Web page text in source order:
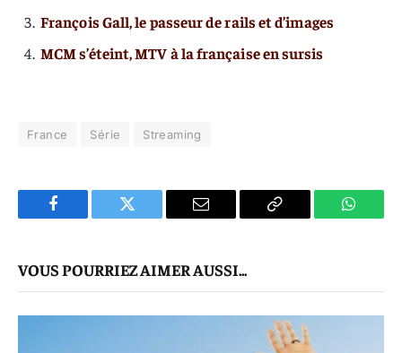
François Gall, le passeur de rails et d’images
MCM s’éteint, MTV à la française en sursis
France Série Streaming
Facebook Twitter
E-
Copier
VOUS POURRIEZ AIMER AUSSI...